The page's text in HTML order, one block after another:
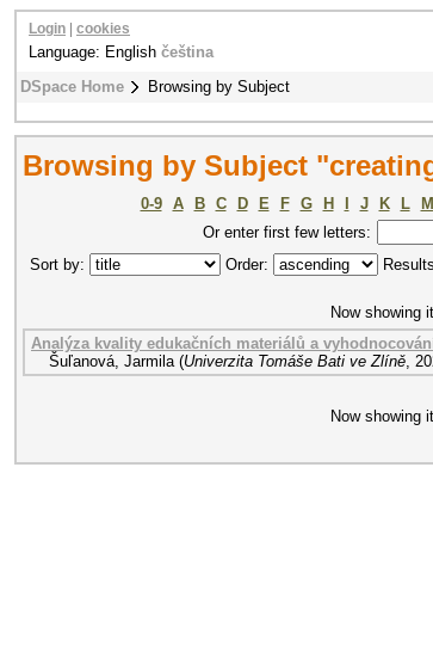
DSpace Home Browsing by Subject
Login cookies
Language: English čeština
Browsing by Subject
0-9 A B C D E F G H J K L M
Or enter first few letters:
Sort by:
Order:
Now showing
Analýza kvality edukačních materiálů a
Šuľanová, Jarmila (Univerzita Tomáše Bati ve Zlíně,
Now showing